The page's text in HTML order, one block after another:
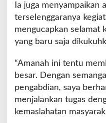
g
i
L
n
a
s
D
e
r
Ia juga menyampaikan
terselenggaranya
mengucapkan selamat
yang baru saja
“Amanah ini tentu
besar. Dengan
pengabdian, saya
menjalankan tugas
kemaslahatan